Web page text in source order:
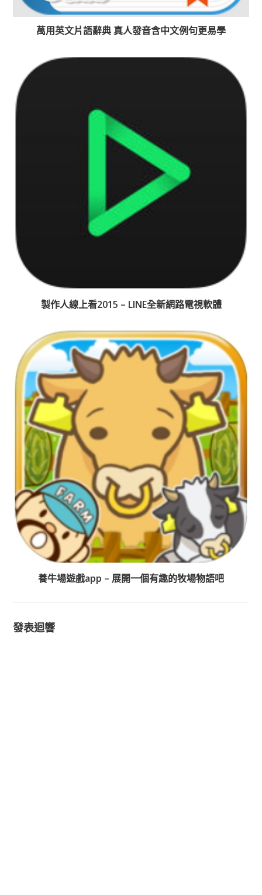
萬用英文片語辭典 真人發音含中文例句更易學
製作人線上看2015 – LINE全新網路電視軟體
養牛場遊戲app – 展開一個有趣的牧場物語吧
發表迴響